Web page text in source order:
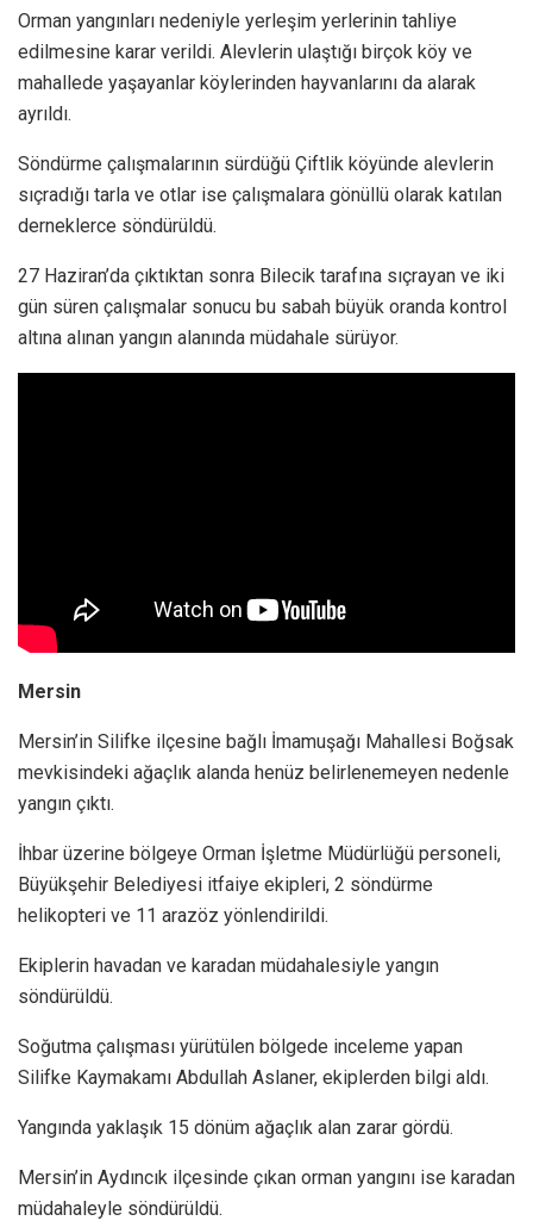
Orman yangınları nedeniyle yerleşim yerlerinin tahliye
edilmesine karar verildi. Alevlerin ulaştığı birçok köy ve
mahallede yaşayanlar köylerinden hayvanlarını da alarak
ayrıldı.
Söndürme çalışmalarının sürdüğü Çiftlik köyünde alevlerin
sıçradığı tarla ve otlar ise çalışmalara gönüllü olarak katılan
derneklerce söndürüldü.
27 Haziran’da çıktıktan sonra Bilecik tarafına sıçrayan ve iki
gün süren çalışmalar sonucu bu sabah büyük oranda kontrol
altına alınan yangın alanında müdahale sürüyor.
Mersin
Mersin’in Silifke ilçesine bağlı İmamuşağı Mahallesi Boğsak
mevkisindeki ağaçlık alanda henüz belirlenemeyen nedenle
yangın çıktı.
İhbar üzerine bölgeye Orman İşletme Müdürlüğü personeli,
Büyükşehir Belediyesi itfaiye ekipleri, 2 söndürme
helikopteri ve 11 arazöz yönlendirildi.
Ekiplerin havadan ve karadan müdahalesiyle yangın
söndürüldü.
Soğutma çalışması yürütülen bölgede inceleme yapan
Silifke Kaymakamı Abdullah Aslaner, ekiplerden bilgi aldı.
Yangında yaklaşık 15 dönüm ağaçlık alan zarar gördü.
Mersin’in Aydıncık ilçesinde çıkan orman yangını ise karadan
müdahaleyle söndürüldü.